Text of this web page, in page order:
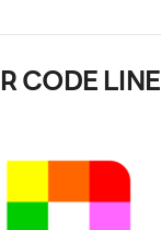
CODE LINE